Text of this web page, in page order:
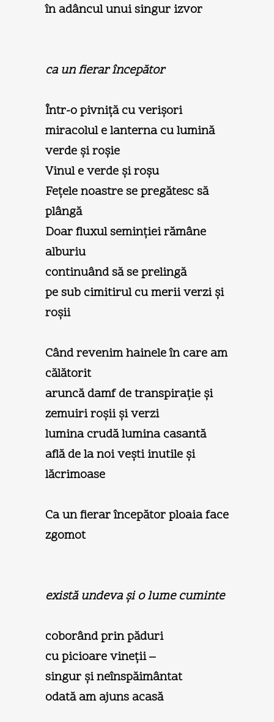
în adâncul unui singur izvor
ca un fierar începător
Într-o pivniţă cu verişori
miracolul e lanterna cu lumină
verde şi roşie
Vinul e verde şi roşu
Feţele noastre se pregătesc să
plângă
Doar fluxul seminţiei rămâne
alburiu
continuând să se prelingă
pe sub cimitirul cu merii verzi şi
roşii
Când revenim hainele în care am
călătorit
aruncă damf de transpiraţie şi
zemuiri roşii şi verzi
lumina crudă lumina casantă
află de la noi veşti inutile şi
lăcrimoase
Ca un fierar începător ploaia face
zgomot
există undeva şi o lume cuminte
coborând prin păduri
cu picioare vineţii –
singur şi neînspăimântat
odată am ajuns acasă